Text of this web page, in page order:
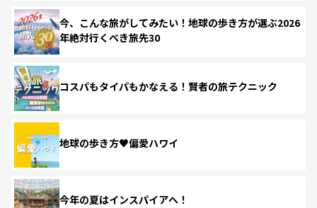
今、こんな旅がしてみたい！地球の歩き方が選ぶ2026
年絶対行くべき旅先30
コスパもタイパもかなえる！賢者の旅テクニック
地球の歩き方♥偏愛ハワイ
今年の夏はインスパイアへ！